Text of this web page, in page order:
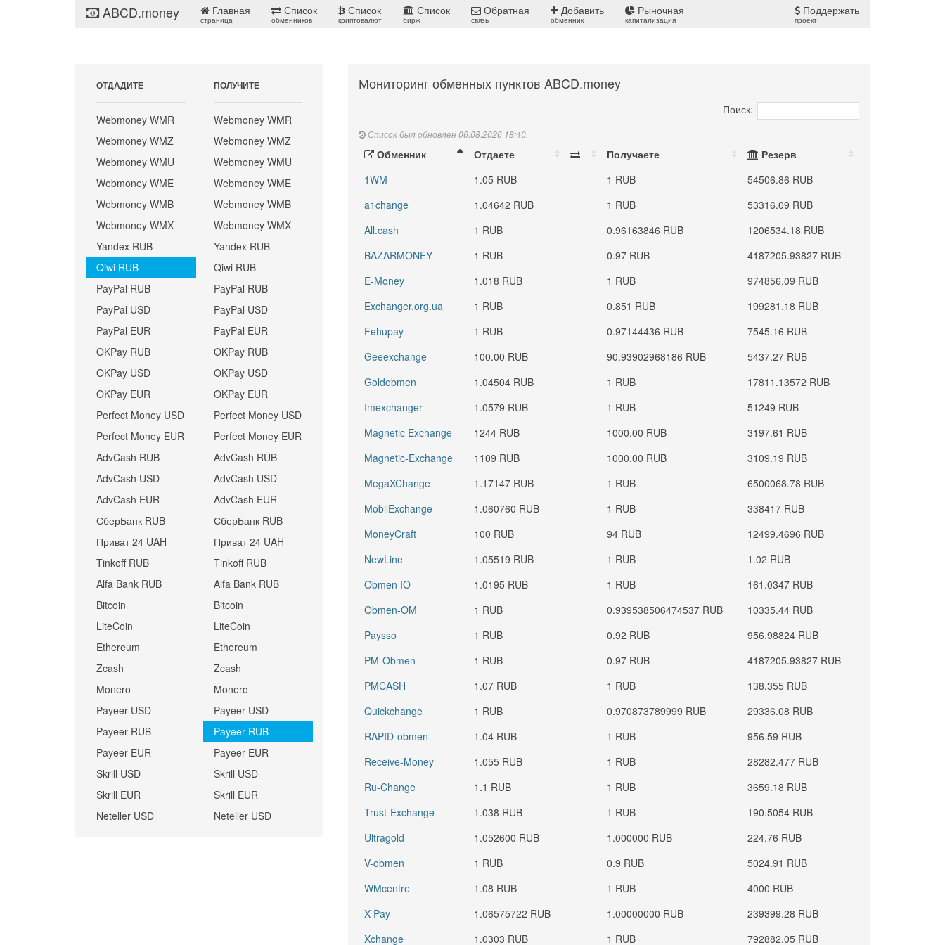
ABCD.money Главная
страница
Список
обменников
Список
криптовалют
Список
бирж
Обратная
связь
Добавить
обменник
Рыночная
капитализация
Поддержать
проект
ОТДАДИТЕ
Webmoney WMR
Webmoney WMZ
Webmoney WMU
Webmoney WME
Webmoney WMB
Webmoney WMX
Yandex RUB
Qiwi RUB
PayPal RUB
PayPal USD
PayPal EUR
OKPay RUB
OKPay USD
OKPay EUR
Perfect Money USD
Perfect Money EUR
AdvCash RUB
AdvCash USD
AdvCash EUR
СберБанк RUB
Приват 24 UAH
Tinkoff RUB
Alfa Bank RUB
Bitcoin
LiteCoin
Ethereum
Zcash
Monero
Payeer USD
Payeer RUB
Payeer EUR
Skrill USD
Skrill EUR
Neteller USD
ПОЛУЧИТЕ
Webmoney WMR
Webmoney WMZ
Webmoney WMU
Webmoney WME
Webmoney WMB
Webmoney WMX
Yandex RUB
Qiwi RUB
PayPal RUB
PayPal USD
PayPal EUR
OKPay RUB
OKPay USD
OKPay EUR
Perfect Money USD
Perfect Money EUR
AdvCash RUB
AdvCash USD
AdvCash EUR
СберБанк RUB
Приват 24 UAH
Tinkoff RUB
Alfa Bank RUB
Bitcoin
LiteCoin
Ethereum
Zcash
Monero
Payeer USD
Payeer RUB
Payeer EUR
Skrill USD
Skrill EUR
Neteller USD
Мониторинг обменных пунктов ABCD.money
Поиск:
Список был обновлен 06.08.2026 18:40.
Обменник Отдаете Получаете
Резерв
1WM
1.05 RUB 1 RUB
54506.86 RUB
a1change
1.04642 RUB 1 RUB
53316.09 RUB
All.cash
1 RUB 0.96163846 RUB
1206534.18 RUB
BAZARMONEY
1 RUB 0.97 RUB
4187205.93827 RUB
E-Money
1.018 RUB 1 RUB
974856.09 RUB
Exchanger.org.ua
1 RUB 0.851 RUB
199281.18 RUB
Fehupay
1 RUB 0.97144436 RUB
7545.16 RUB
Geeexchange
100.00 RUB 90.93902968186 RUB
5437.27 RUB
Goldobmen
1.04504 RUB 1 RUB
17811.13572 RUB
Imexchanger
1.0579 RUB 1 RUB
51249 RUB
Magnetic Exchange
1244 RUB 1000.00 RUB
3197.61 RUB
Magnetic-Exchange
1109 RUB 1000.00 RUB
3109.19 RUB
MegaXChange
1.17147 RUB 1 RUB
6500068.78 RUB
MobilExchange
1.060760 RUB 1 RUB
338417 RUB
MoneyCraft
100 RUB 94 RUB
12499.4696 RUB
NewLine
1.05519 RUB 1 RUB
1.02 RUB
Obmen IO
1.0195 RUB 1 RUB
161.0347 RUB
Obmen-OM
1 RUB 0.939538506474537 RUB
10335.44 RUB
Paysso
1 RUB 0.92 RUB
956.98824 RUB
PM-Obmen
1 RUB 0.97 RUB
4187205.93827 RUB
PMCASH
1.07 RUB 1 RUB
138.355 RUB
Quickchange
1 RUB 0.970873789999 RUB
29336.08 RUB
RAPID-obmen
1.04 RUB 1 RUB
956.59 RUB
Receive-Money
1.055 RUB 1 RUB
28282.477 RUB
Ru-Change
1.1 RUB 1 RUB
3659.18 RUB
Trust-Exchange
1.038 RUB 1 RUB
190.5054 RUB
Ultragold
1.052600 RUB 1.000000 RUB
224.76 RUB
V-obmen
1 RUB 0.9 RUB
5024.91 RUB
WMcentre
1.08 RUB 1 RUB
4000 RUB
X-Pay
1.06575722 RUB 1.00000000 RUB
239399.28 RUB
Xchange
1.0303 RUB 1 RUB 792882.05 RUB